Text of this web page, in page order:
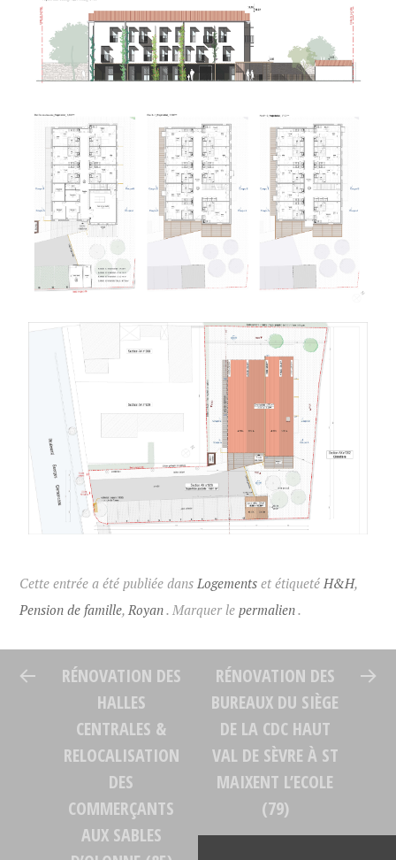
Cette entrée a été publiée dans Logements et étiqueté H&H,
Pension de famille, Royan. Marquer le permalien.
RÉNOVATION DES
HALLES
CENTRALES &
RELOCALISATION
DES
COMMERÇANTS
AUX SABLES
RÉNOVATION DES
BUREAUX DU SIÈGE
DE LA CDC HAUT
VAL DE SÈVRE À ST
MAIXENT L’ECOLE
(79)